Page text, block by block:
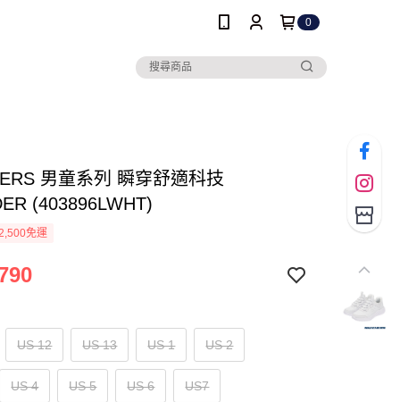
0
男童系列 瞬穿舒適科技
(403896LWHT)
免運
US 12 US 13 US 1 US 2
US 4 US 5 US 6 US7